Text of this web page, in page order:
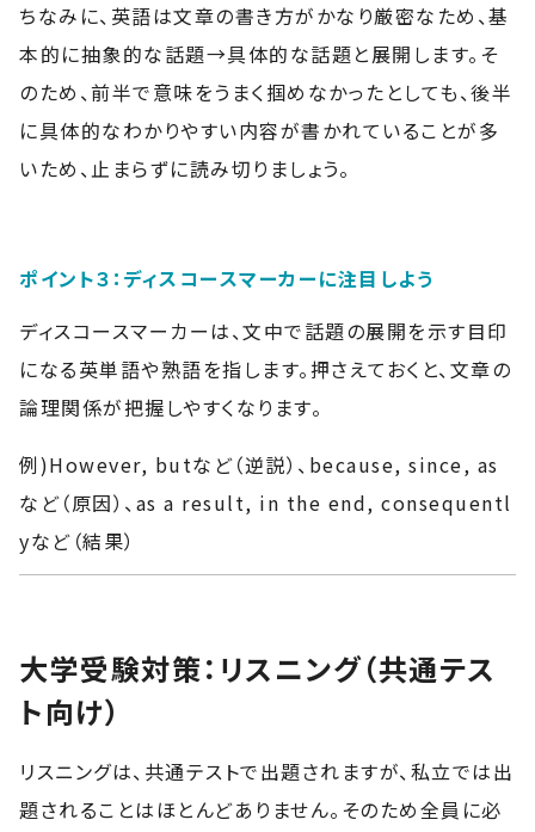
ちなみに、英語は文章の書き方がかなり厳密なため、基
本的に抽象的な話題→具体的な話題と展開します。そ
のため、前半で意味をうまく掴めなかったとしても、後半
に具体的なわかりやすい内容が書かれていることが多
いため、止まらずに読み切りましょう。
ポイント３：ディスコースマーカーに注目しよう
ディスコースマーカーは、文中で話題の展開を示す目印
になる英単語や熟語を指します。押さえておくと、文章の
論理関係が把握しやすくなります。
例)However, butなど（逆説）、because, since, as
など（原因）、as a result, in the end, consequentl
yなど（結果）
大学受験対策：リスニング（共通テス
ト向け）
リスニングは、共通テストで出題されますが、私立では出
題されることはほとんどありません。そのため全員に必